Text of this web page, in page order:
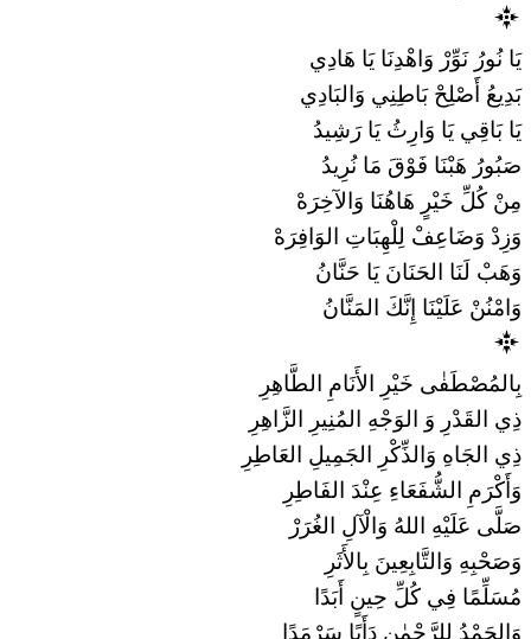
يَا نُورُ نَوِّرْ وَاهْدِنَا يَا هَادِي
بَدِيعُ أَصْلِحْ بَاطِنِي وَالبَادِي
يَا بَاقِي يَا وَارِثُ يَا رَشِيدُ
صَبُورُ هَبْنَا فَوْقَ مَا نُرِيدُ
مِنْ كُلِّ خَيْرٍ هَاهُنَا وَالآخِرَهْ
وَزِدْ وَضَاعِفْ لِلْهِبَاتِ الوَافِرَهْ
وَهَبْ لَنَا الحَنَانَ يَا حَنَّانُ
وَامْنُنْ عَلَيْنَا إِنَّكَ المَنَّانُ
بِالمُصْطَفٰى خَيْرِ الأَنَامِ الطَّاهِرِ
ذِي القَدْرِ وَ الوَجْهِ المُنِيرِ الزَّاهِرِ
ذِي الجَاهِ وَالذِّكْرِ الجَمِيلِ العَاطِرِ
وَأَكْرَمِ الشُّفَعَاءِ عِنْدَ الفَاطِرِ
صَلَّى عَلَيْهِ اللهُ وَالْآلِ الغُرَرْ
وَصَحْبِهِ وَالتَّابِعِينَ بِالأَثَرِ
مُسَلِّمًا فِي كُلِّ حِينٍ أَبَدًا